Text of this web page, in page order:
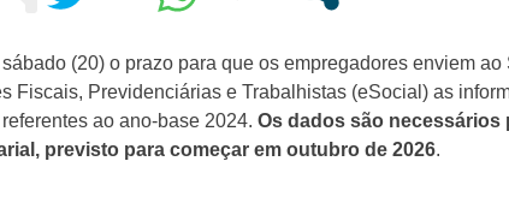
(20) o prazo para que os empregadores enviem
Fiscais, Previdenciárias e Trabalhistas (eSocial) as
ao ano-base 2024. Os dados são necessários
previsto para começar em outubro de 2026.